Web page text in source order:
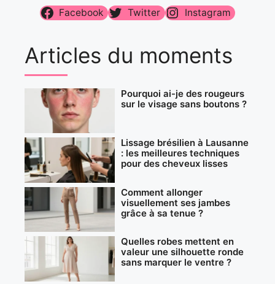
Facebook Twitter Instagram
Articles du moments
Pourquoi ai-je des rougeurs
sur le visage sans boutons ?
Lissage brésilien à Lausanne
: les meilleures techniques
pour des cheveux lisses
Comment allonger
visuellement ses jambes
grâce à sa tenue ?
Quelles robes mettent en
valeur une silhouette ronde
sans marquer le ventre ?